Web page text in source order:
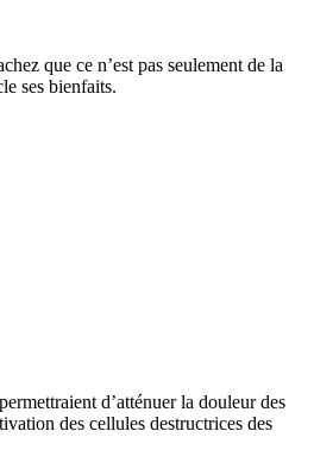
que ce n’est pas seulement de la
ses bienfaits.
d’atténuer la douleur des
des cellules destructrices des